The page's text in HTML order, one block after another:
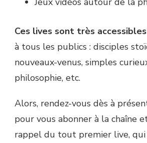
Ces lives sont très accessibles
à tous les publics : disciples
nouveaux-venus, simples
philosophie, etc.
Alors, rendez-vous dès à
pour vous abonner à la chaîne
rappel du tout premier live,